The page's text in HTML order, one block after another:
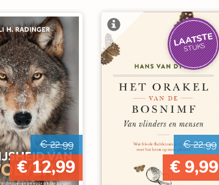
€ 22,99
€ 12,99
LAATSTE
STUKS
€ 22,99
€ 9,99